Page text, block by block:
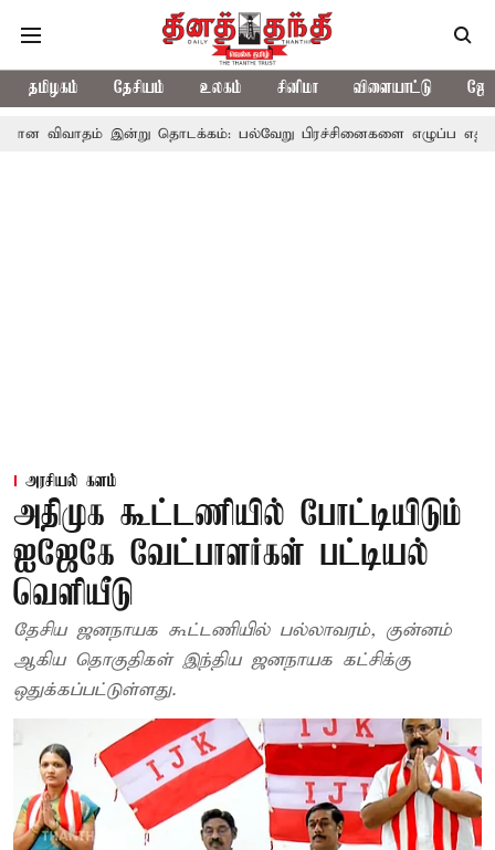
தமிழகம் தேசியம் உலகம் சினிமா விளையாட்டு
இன்று தொடக்கம்: பல்வேறு பிரச்சினைகளை எழுப்ப எதிர்க்கட்சிகள்
அரசியல் களம்
அதிமுக கூட்டணியில் போட்டியிடும்
ஐஜேகே வேட்பாளர்கள் பட்டியல்
வெளியீடு
தேசிய ஜனநாயக கூட்டணியில் பல்லாவரம், குன்னம்
ஆகிய தொகுதிகள் இந்திய ஜனநாயக கட்சிக்கு
ஒதுக்கப்பட்டுள்ளது.